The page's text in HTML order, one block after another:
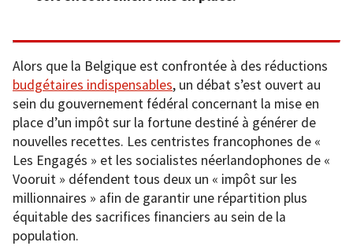
Alors que la Belgique est confrontée à des réductions
budgétaires indispensables, un débat s’est ouvert au
sein du gouvernement fédéral concernant la mise en
place d’un impôt sur la fortune destiné à générer de
nouvelles recettes. Les centristes francophones de «
Les Engagés » et les socialistes néerlandophones de «
Vooruit » défendent tous deux un « impôt sur les
millionnaires » afin de garantir une répartition plus
équitable des sacrifices financiers au sein de la
population.